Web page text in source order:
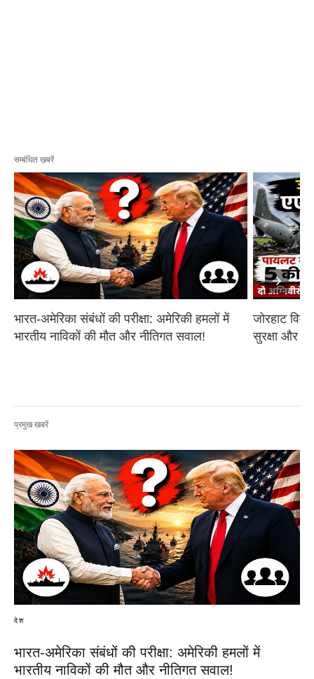
सम्बंधित ख़बरें
भारत-अमेरिका संबंधों की परीक्षा: अमेरिकी हमलों में
भारतीय नाविकों की मौत और नीतिगत सवाल!
जोरहाट
सुरक्षा और
प्रमुख खबरें
देश
भारत-अमेरिका संबंधों की परीक्षा: अमेरिकी हमलों में
भारतीय नाविकों की मौत और नीतिगत सवाल!